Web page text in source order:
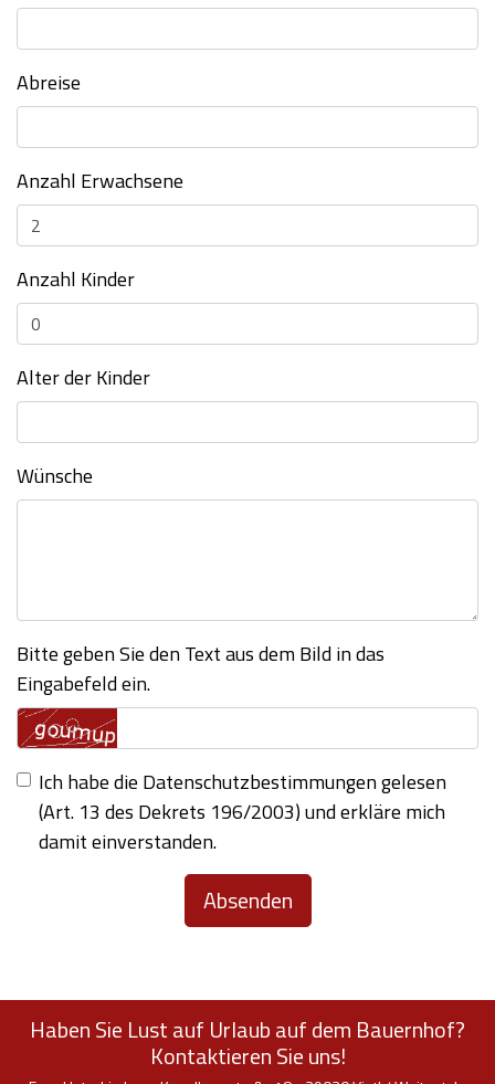
Abreise
Anzahl Erwachsene
Anzahl Kinder
Alter der Kinder
Wünsche
Bitte geben Sie den Text aus dem Bild in das
Eingabefeld ein.
Ich habe die Datenschutzbestimmungengelesen
(Art. 13 des Dekrets 196/2003) und erkläre mich
damit einverstanden.
Absenden
Haben Sie Lust auf Urlaub auf dem Bauernhof?
Kontaktieren Sie uns!